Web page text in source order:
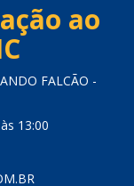
ao
FALCÃO -
13:00